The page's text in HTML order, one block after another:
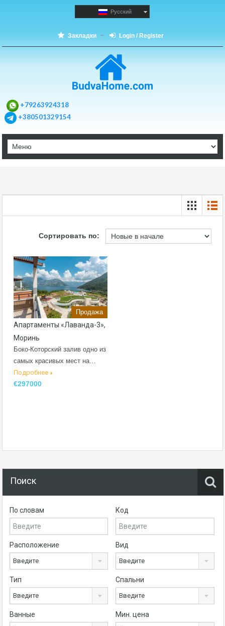
Русский
Закладки Login / Register
+79263924318
+380501329154
Сортировать по:
Продажа
Апартаменты «Лаванда-3»,
Моринь
Боко-Которский залив одно из
самых красивых мест на…
Подробнее
€297000
Поиск
По словам Код
Расположение
Введите
Вид
Введите
Тип
Введите
Спальни
Введите
Ванные Мин. цена